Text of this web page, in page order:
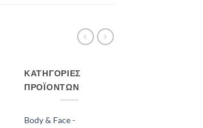
ΚΑΤΗΓΟΡΊΕΣ
ΠΡΟΪΌΝΤΩΝ
Body & Face -